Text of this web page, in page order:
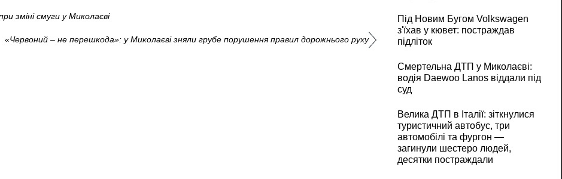
зміні смуги у Миколаєві
«Червоний – не перешкода»: у Миколаєві зняли грубе порушення правил дорожнього руху
Під Новим Бугом Volkswagen
з'їхав у кювет: постраждав
підліток
Смертельна ДТП у Миколаєві:
водія Daewoo Lanos віддали під
суд
Велика ДТП в Італії: зіткнулися
туристичний автобус, три
автомобілі та фургон —
загинули шестеро людей,
десятки постраждали